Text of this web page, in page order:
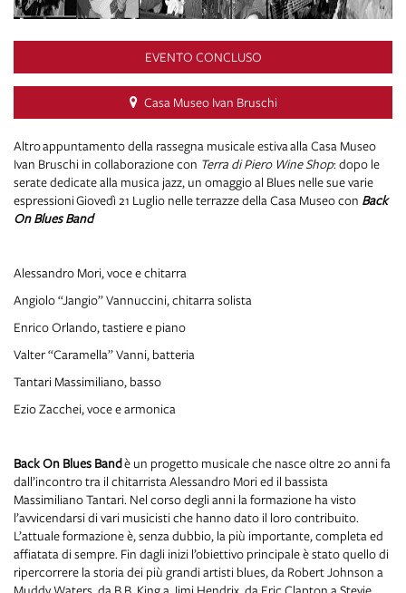
EVENTO CONCLUSO
Casa Museo Ivan Bruschi
Altro appuntamento della rassegna musicale estiva alla Casa Museo
Ivan Bruschi in collaborazione con Terra di Piero Wine Shop: dopo le
serate dedicate alla musica jazz, un omaggio al Blues nelle sue varie
espressioni Giovedì 21 Luglio nelle terrazze della Casa Museo con Back
On Blues Band
Alessandro Mori, voce e chitarra
Angiolo “Jangio” Vannuccini, chitarra solista
Enrico Orlando, tastiere e piano
Valter “Caramella” Vanni, batteria
Tantari Massimiliano, basso
Ezio Zacchei, voce e armonica
Back On Blues Bandè un progetto musicale che nasce oltre 20 anni fa
dall’incontro tra il chitarrista Alessandro Mori ed il bassista
Massimiliano Tantari. Nel corso degli anni la formazione ha visto
l’avvicendarsi di vari musicisti che hanno dato il loro contribuito.
L’attuale formazione è, senza dubbio, la più importante, completa ed
affiatata di sempre. Fin dagli inizi l’obiettivo principale è stato quello di
ripercorrere la storia dei più grandi artisti blues, da Robert Johnson a